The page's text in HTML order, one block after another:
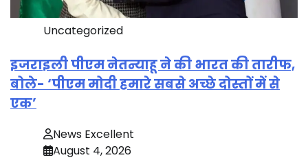
Uncategorized
इजराइली पीएम नेतन्याहू ने की भारत की तारीफ,
बोले- ‘पीएम मोदी हमारे सबसे अच्छे दोस्तों में से
एक’
News Excellent
August 4, 2026